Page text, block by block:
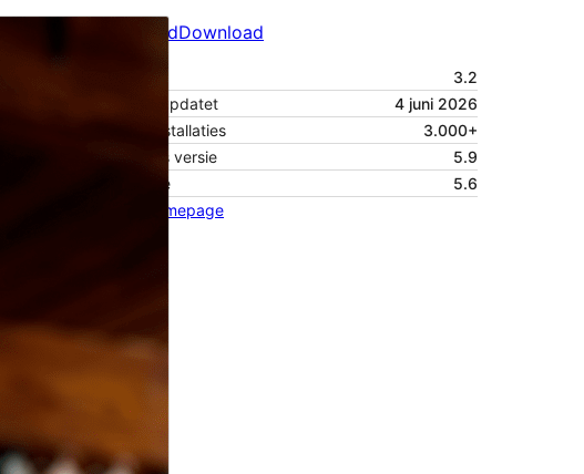
VoorbeeldDownload
3.2
Laatst geüpdatet
4 juni 2026
Actieve installaties
3.000+
Wordpress versie
5.9
PHP versie
5.6
Thema homepage